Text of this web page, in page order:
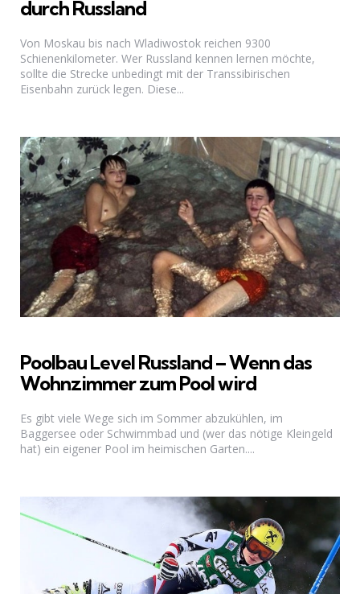
durch Russland
Von Moskau bis nach Wladiwostok reichen 9300
Schienenkilometer. Wer Russland kennen lernen möchte,
sollte die Strecke unbedingt mit der Transsibirischen
Eisenbahn zurück legen. Diese...
Poolbau Level Russland – Wenn das
Wohnzimmer zum Pool wird
Es gibt viele Wege sich im Sommer abzukühlen, im
Baggersee oder Schwimmbad und (wer das nötige Kleingeld
hat) ein eigener Pool im heimischen Garten....